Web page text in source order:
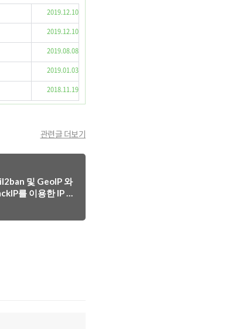
2019.12.10
2019.12.10
2019.08.08
2019.01.03
2018.11.19
관련글 더보기
및 GeoIP 와
를 이용한 IP 차